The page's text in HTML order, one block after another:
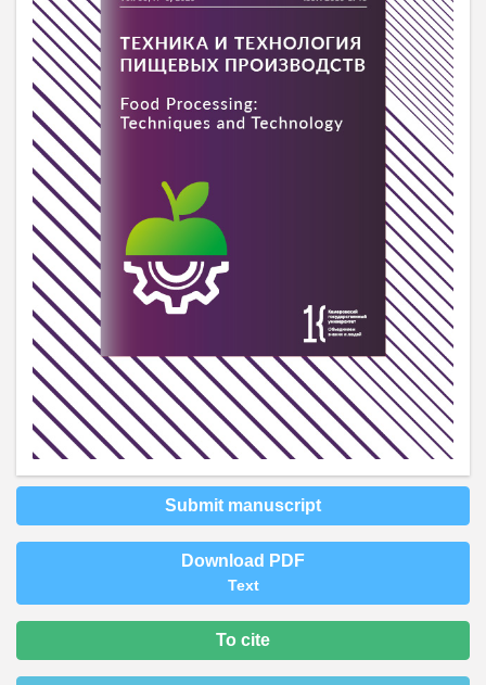
Submit manuscript
Download PDF
Text
To cite